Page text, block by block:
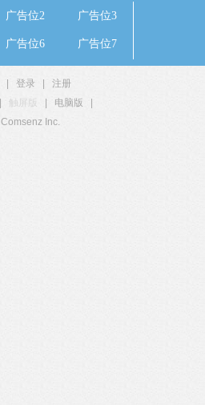
广告位2 广告位3
广告位6 广告位7
登录
注册
触屏版 电脑版
Inc.